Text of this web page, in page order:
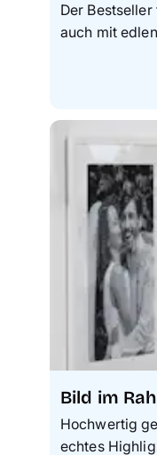
Der
auch mit
Bild im
Hochwertig
echtes